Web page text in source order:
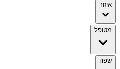
איזור
מטופל
שפה